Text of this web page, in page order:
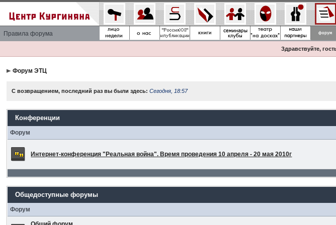
Правила форума
Здравствуйте,
Форум ЭТЦ
С возвращением, последний раз вы были здесь:Сегодня, 18:57
Конференции
Форум
Интернет-конференция "Реальная война". Время проведения 10 апреля - 20 мая 2010г
Общедоступные форумы
Форум